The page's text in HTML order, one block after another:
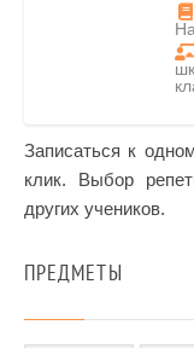
Записаться к
клик. Выбор
других учеников.
ПРЕДМЕТЫ